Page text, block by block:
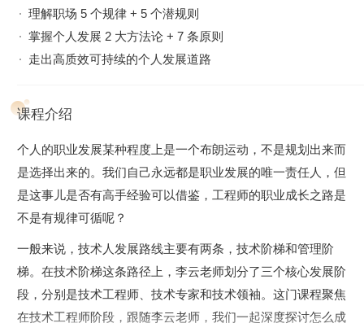
理解职场 5 个规律 + 5 个潜规则
掌握个人发展 2 大方法论 + 7 条原则
走出高质效可持续的个人发展道路
课程介绍
个人的职业发展某种程度上是一个布朗运动，不是规划出来而
是选择出来的。我们自己永远都是职业发展的唯一责任人，但
是这事儿是否有高手经验可以借鉴，工程师的职业成长之路是
不是有规律可循呢？
一般来说，技术人发展路线主要有两条，技术阶梯和管理阶
梯。在技术阶梯这条路径上，李云老师划分了三个核心发展阶
段，分别是技术工程师、技术专家和技术领袖。这门课程聚焦
在技术工程师阶段，跟随李云老师，我们一起深度探讨怎么成